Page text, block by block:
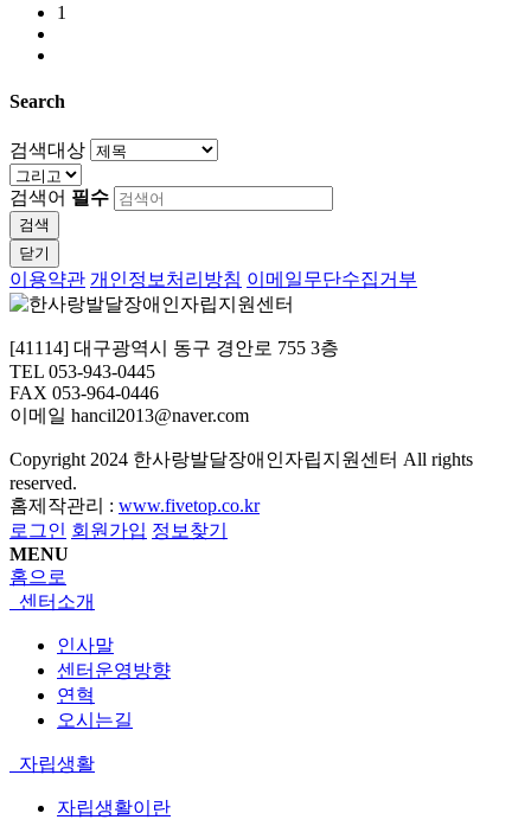
1
Search
검색대상
검색어 필수
검색
닫기
이용약관 개인정보처리방침 이메일무단수집거부
[41114] 대구광역시 동구 경안로 755 3층
TEL 053-943-0445
FAX 053-964-0446
이메일 hancil2013@naver.com
Copyright 2024 한사랑발달장애인자립지원센터 All rights
reserved.
홈제작관리 : www.fivetop.co.kr
로그인 회원가입 정보찾기
MENU
홈으로
센터소개
인사말
센터운영방향
연혁
오시는길
자립생활
자립생활이란